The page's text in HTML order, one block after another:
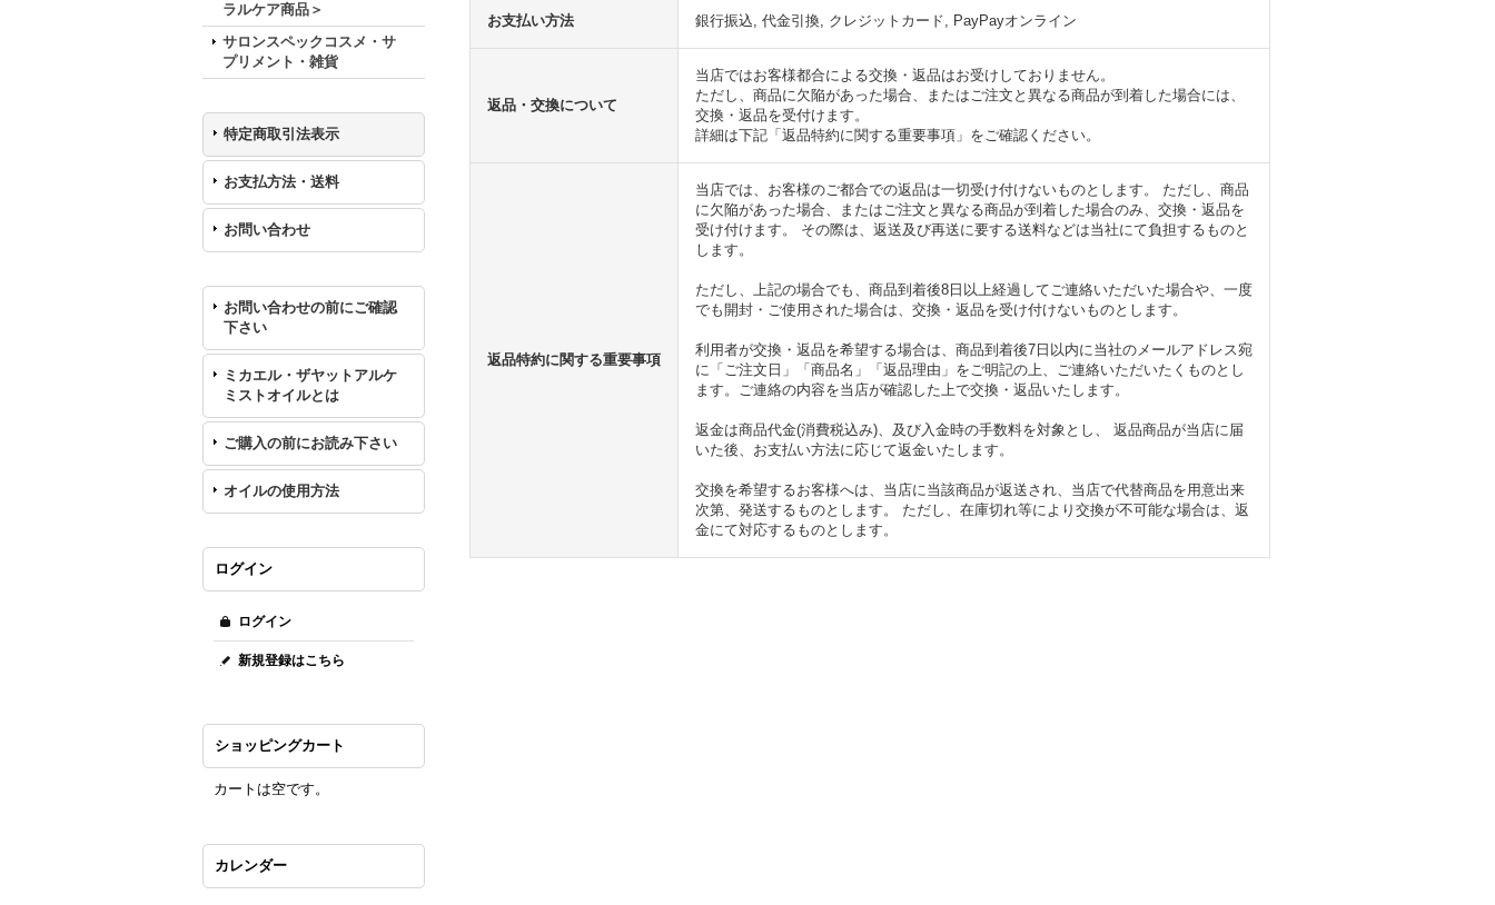
ラルケア商品＞
サロンスペックコスメ・サ
プリメント・雑貨
特定商取引法表示
お支払方法・送料
お問い合わせ
お問い合わせの前にご確認
下さい
ミカエル・ザヤットアルケ
ミストオイルとは
ご購入の前にお読み下さい
オイルの使用方法
ログイン
ログイン
新規登録はこちら
ショッピングカート
カートは空です。
カレンダー
お支払い方法 銀行振込, 代金引換, クレジットカード, PayPayオンライン
返品・交換について
当店ではお客様都合による交換・返品はお受けしておりません。
ただし、商品に欠陥があった場合、またはご注文と異なる商品が到着した場合には、
交換・返品を受付けます。
詳細は下記「返品特約に関する重要事項」をご確認ください。
返品特約に関する重要事項
当店では、お客様のご都合での返品は一切受け付けないものとします。 ただし、商品
に欠陥があった場合、またはご注文と異なる商品が到着した場合のみ、交換・返品を
受け付けます。 その際は、返送及び再送に要する送料などは当社にて負担するものと
します。
ただし、上記の場合でも、商品到着後8日以上経過してご連絡いただいた場合や、一度
でも開封・ご使用された場合は、交換・返品を受け付けないものとします。
利用者が交換・返品を希望する場合は、商品到着後7日以内に当社のメールアドレス宛
に「ご注文日」「商品名」「返品理由」をご明記の上、ご連絡いただいたくものとし
ます。ご連絡の内容を当店が確認した上で交換・返品いたします。
返金は商品代金(消費税込み)、及び入金時の手数料を対象とし、 返品商品が当店に届
いた後、お支払い方法に応じて返金いたします。
交換を希望するお客様へは、当店に当該商品が返送され、当店で代替商品を用意出来
次第、発送するものとします。 ただし、在庫切れ等により交換が不可能な場合は、返
金にて対応するものとします。